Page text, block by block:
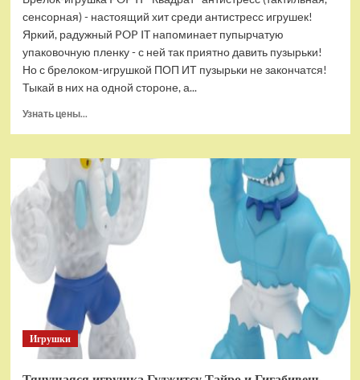
сенсорная) - настоящий хит среди антистресс игрушек!
Яркий, радужный POP IT напоминает пупырчатую
упаковочную пленку - с ней так приятно давить пузырьки!
Но с брелоком-игрушкой ПОП ИТ пузырьки не закончатся!
Тыкай в них на одной стороне, а...
Узнать цены...
Брелок-
игрушка
POP
Квадрат
антистресс
(тактильная,
сенсорная)
Игрушки